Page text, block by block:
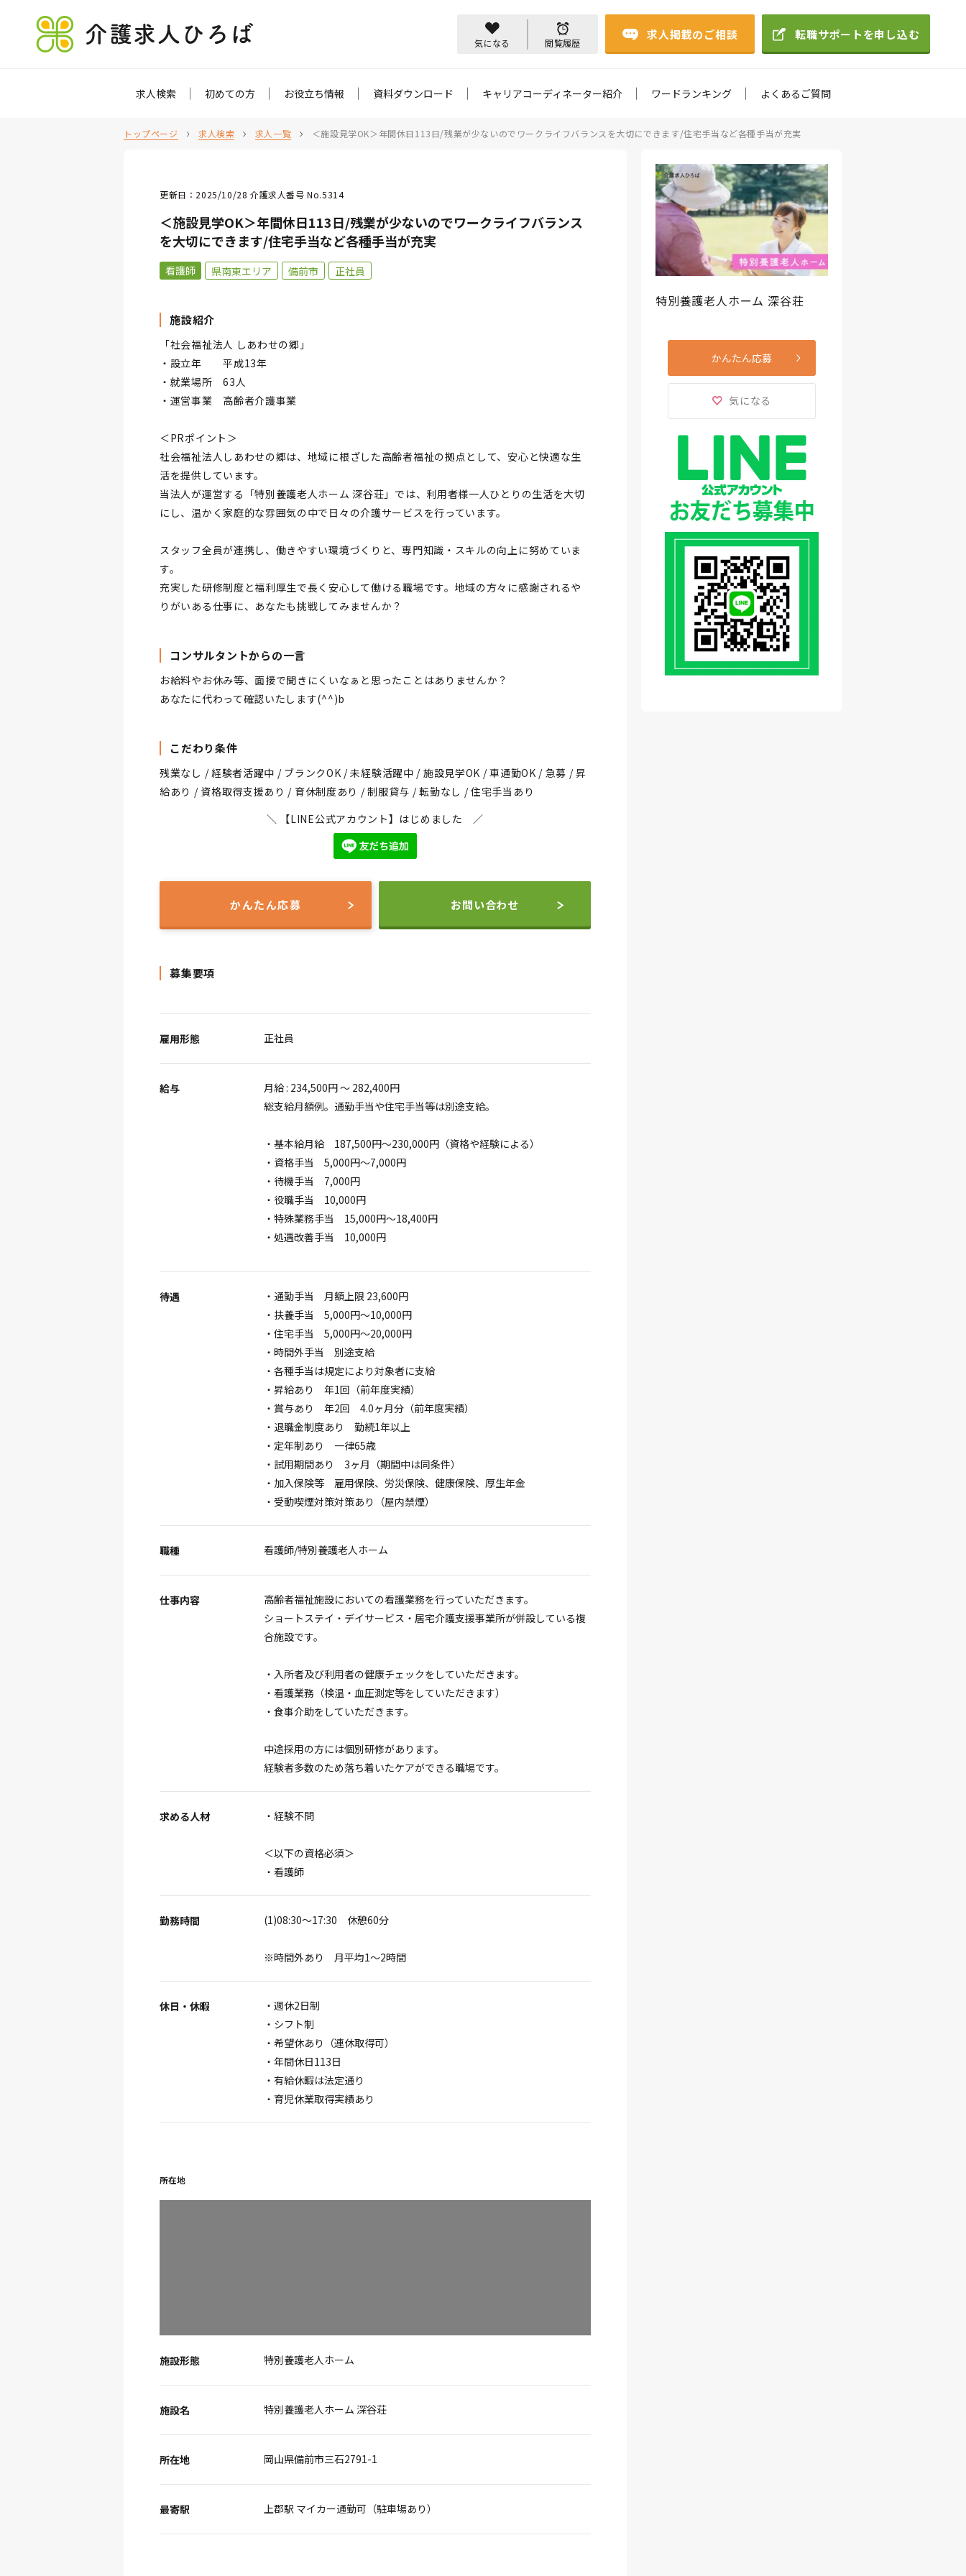
介護求人ひろば 気になる 閲覧履歴
求人掲載のご相談 転職サポートを申し込む
求人検索 初めての方 お役立ち情報 資料ダウンロード キャリアコーディネーター紹介 ワードランキング よくあるご質問
トップページ 求人検索 求人一覧 ＜施設見学OK＞年間休日113日/残業が少ないのでワークライフバランスを大切にできます/住宅手当など各種手当が充実
更新日：2025/10/28 介護求人番号 No.5314
＜施設見学OK＞年間休日113日/残業が少ないのでワークライフバランス
を大切にできます/住宅手当など各種手当が充実
看護師 県南東エリア 備前市 正社員
施設紹介
「社会福祉法人 しあわせの郷」
・設立年 平成13年
・就業場所 63人
・運営事業 高齢者介護事業
＜PRポイント＞
社会福祉法人しあわせの郷は、地域に根ざした高齢者福祉の拠点として、安心と快適な生
活を提供しています。
当法人が運営する「特別養護老人ホーム 深谷荘」では、利用者様一人ひとりの生活を大切
にし、温かく家庭的な雰囲気の中で日々の介護サービスを行っています。
スタッフ全員が連携し、働きやすい環境づくりと、専門知識・スキルの向上に努めていま
す。
充実した研修制度と福利厚生で長く安心して働ける職場です。地域の方々に感謝されるや
りがいある仕事に、あなたも挑戦してみませんか？
コンサルタントからの一言
お給料やお休み等、面接で聞きにくいなぁと思ったことはありませんか？
あなたに代わって確認いたします(^^)b
こだわり条件
残業なし / 経験者活躍中 / ブランクOK / 未経験活躍中 / 施設見学OK / 車通勤OK / 急募 / 昇
給あり / 資格取得支援あり / 育休制度あり / 制服貸与 / 転勤なし / 住宅手当あり
＼ 【LINE公式アカウント】はじめました ／
かんたん応募 お問い合わせ
募集要項
雇用形態 正社員
給与
月給 : 234,500円 ～ 282,400円
総支給月額例。通勤手当や住宅手当等は別途支給。
・基本給月給 187,500円～230,000円（資格や経験による）
・資格手当 5,000円～7,000円
・待機手当 7,000円
・役職手当 10,000円
・特殊業務手当 15,000円～18,400円
・処遇改善手当 10,000円
待遇
・通勤手当 月額上限 23,600円
・扶養手当 5,000円～10,000円
・住宅手当 5,000円～20,000円
・時間外手当 別途支給
・各種手当は規定により対象者に支給
・昇給あり 年1回（前年度実績）
・賞与あり 年2回 4.0ヶ月分（前年度実績）
・退職金制度あり 勤続1年以上
・定年制あり 一律65歳
・試用期間あり 3ヶ月（期間中は同条件）
・加入保険等 雇用保険、労災保険、健康保険、厚生年金
・受動喫煙対策対策あり（屋内禁煙）
職種 看護師/特別養護老人ホーム
仕事内容
高齢者福祉施設においての看護業務を行っていただきます。
ショートステイ・デイサービス・居宅介護支援事業所が併設している複
合施設です。
・入所者及び利用者の健康チェックをしていただきます。
・看護業務（検温・血圧測定等をしていただきます）
・食事介助をしていただきます。
中途採用の方には個別研修があります。
経験者多数のため落ち着いたケアができる職場です。
求める人材 ・経験不問
＜以下の資格必須＞
・看護師
勤務時間 (1)08:30～17:30 休憩60分
※時間外あり 月平均1～2時間
休日・休暇
・週休2日制
・シフト制
・希望休あり（連休取得可）
・年間休日113日
・有給休暇は法定通り
・育児休業取得実績あり
所在地
施設形態 特別養護老人ホーム
施設名 特別養護老人ホーム 深谷荘
所在地 岡山県備前市三石2791-1
最寄駅 上郡駅 マイカー通勤可（駐車場あり）
特別養護老人ホーム 深谷荘
かんたん応募
気になる